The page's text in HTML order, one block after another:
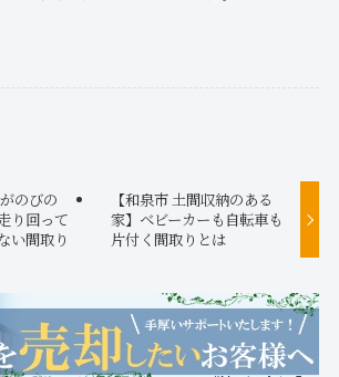
のびの
り回って
い間取り
【和泉市 土間収納のある
家】ベビーカーも自転車も
片付く間取りとは